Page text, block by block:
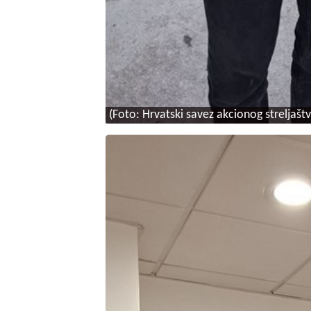
(Foto: Hrvatski savez akcionog